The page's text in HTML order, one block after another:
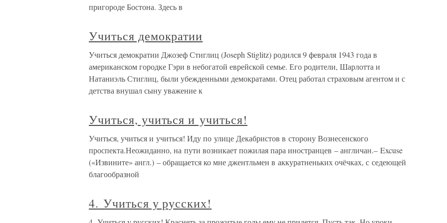
пригороде Бостона. Здесь в
Учиться демократии
Учиться демократии Джозеф Стиглиц (Joseph Stiglitz) родился 9 февраля 1943 года в
американском городке Гэри в небогатой еврейской семье. Его родители, Шарлотта и
Натаниэль Стиглиц, были убежденными демократами. Отец работал страховым агентом и с
детства внушал сыну уважение к
Учиться, учиться и учиться!
Учиться, учиться и учиться! Иду по улице Декабристов в сторону Вознесенского
проспекта.Неожиданно, на пути возникает пожилая пара иностранцев – англичан.– Excuse
(«Извините» англ.) – обращается ко мне джентльмен в аккуратненьких очёчках, с седеющей
благообразной
4. Учиться у русских!